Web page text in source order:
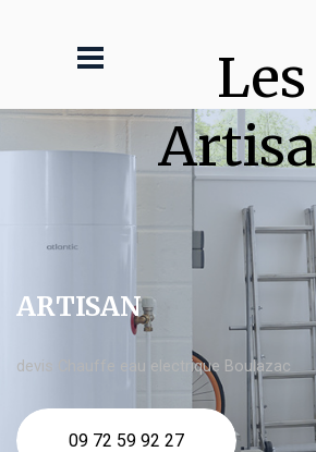
Les
ARTISAN
devis Chauffe eau electrique Boulazac
09 72 59 92 27